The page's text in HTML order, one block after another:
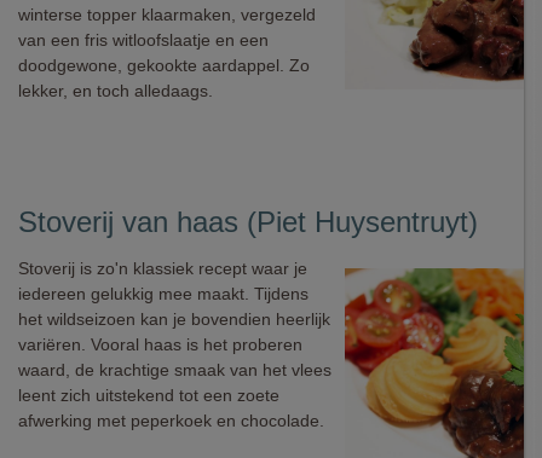
winterse topper klaarmaken, vergezeld
van een fris witloofslaatje en een
doodgewone, gekookte aardappel. Zo
lekker, en toch alledaags.
Stoverij van haas (Piet Huysentruyt)
Stoverij is zo'n klassiek recept waar je
iedereen gelukkig mee maakt. Tijdens
het wildseizoen kan je bovendien heerlijk
variëren. Vooral haas is het proberen
waard, de krachtige smaak van het vlees
leent zich uitstekend tot een zoete
afwerking met peperkoek en chocolade.